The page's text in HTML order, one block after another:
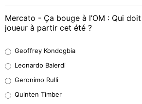
Mercato - Ça bouge à l’OM : Qui
joueur à partir cet été ?
38%
32%
Geoffrey Kondogbia
Leonardo Balerdi
Geronimo Rulli
Quinten Timber